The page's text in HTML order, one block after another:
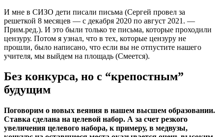
И мне в СИЗО дети писали письма (Сергей провел за
решеткой 8 месяцев — с декабря 2020 по август 2021. —
Прим.ред.). И это были только те письма, которые проходили
цензуру. Потом я узнал, что в тех, которые цензуру не
прошли, было написано, что если вы не отпустите нашего
учителя, мы выйдем на площадь (Смеется).
Без конкурса, но с “крепостным”
будущим
Поговорим о новых веяния в нашем высшем образовании.
Ставка сделана на целевой набор. А за счет резкого
увеличения целевого набора, к примеру, в медвузы,